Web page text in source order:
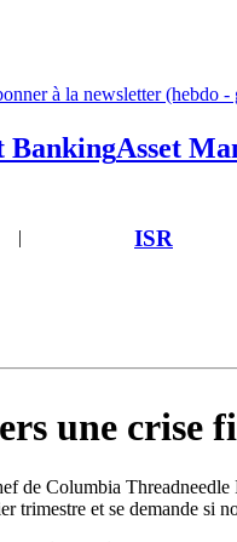
à la newsletter (hebdo -
BankingAsset
| ISR
une crise
de Columbia
trimestre et se demande si